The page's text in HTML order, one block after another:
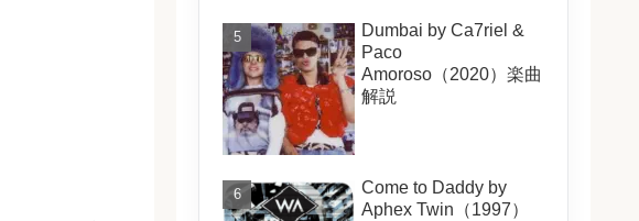
Dumbai by Ca7riel &
Paco
Amoroso（2020）楽曲
解説
Come to Daddy by
Aphex Twin（1997）